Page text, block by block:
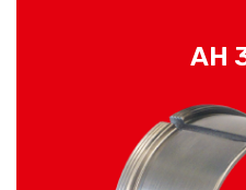
AH